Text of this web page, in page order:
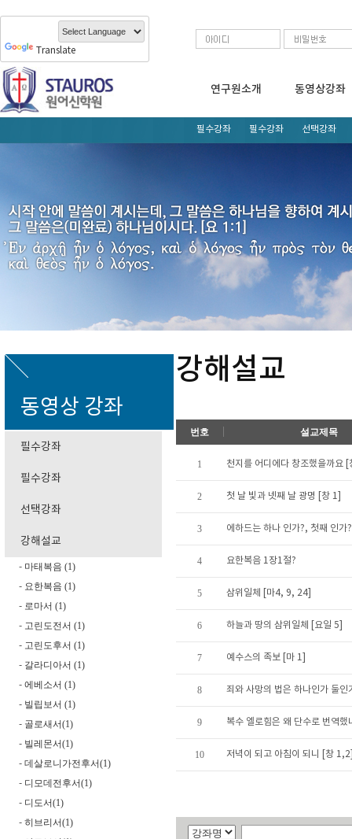
Translate
연구원소개 동영상강좌
필수강좌 필수강좌 선택강좌
동영상 강좌
필수강좌
필수강좌
선택강좌
강해설교
- 마태복음 (1)
- 요한복음 (1)
- 로마서 (1)
- 고린도전서 (1)
- 고린도후서 (1)
- 갈라디아서 (1)
- 에베소서 (1)
- 빌립보서 (1)
- 골로새서(1)
- 빌레몬서(1)
- 데살로니가전후서(1)
- 디모데전후서(1)
- 디도서(1)
- 히브리서(1)
강해설교
번호 설교제목
1 천지를 어디에다 창조했을까요 [
2 첫 날 빛과 넷째 날 광명 [창 1]
3 에하드는 하나 인가?, 첫째 인가
4 요한복음 1장1절?
5 삼위일체 [마4, 9, 24]
6 하늘과 땅의 삼위일체 [요일 5]
7 예수스의 족보 [마 1]
8 죄와 사망의 법은 하나인가 둘인
9 복수 엘로힘은 왜 단수로 번역
10 저녁이 되고 아침이 되니 [창